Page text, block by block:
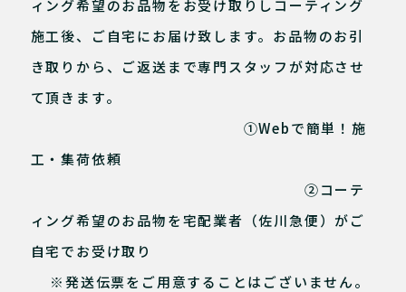
ィング希望のお品物をお受け取りしコーティング
施工後、ご自宅にお届け致します。お品物のお引
き取りから、ご返送まで専門スタッフが対応させ
て頂きます。
①Webで簡単！施
工・集荷依頼
②コーテ
ィング希望のお品物を宅配業者（佐川急便）がご
自宅でお受け取り
※発送伝票をご用意することはございません。